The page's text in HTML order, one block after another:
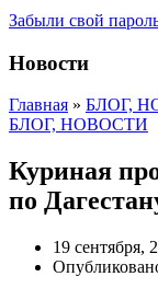
Забыли свой
Новости
Главная » БЛОГ,
БЛОГ, НОВОСТИ
Куриная
по
19 сентября,